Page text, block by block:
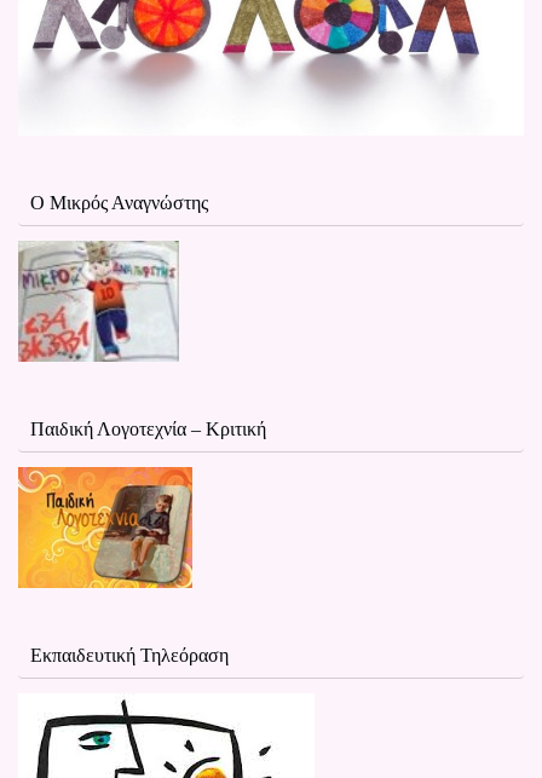
Ο Μικρός Αναγνώστης
Παιδική Λογοτεχνία – Κριτική
Εκπαιδευτική Τηλεόραση